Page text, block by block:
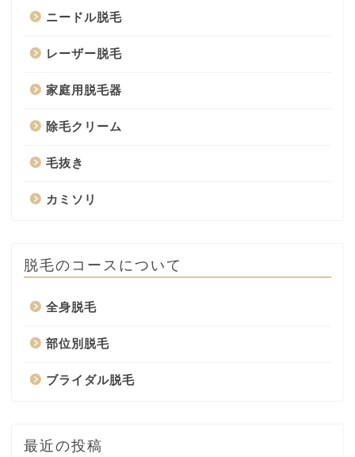
ニードル脱毛
レーザー脱毛
家庭用脱毛器
除毛クリーム
毛抜き
カミソリ
脱毛のコースについて
全身脱毛
部位別脱毛
ブライダル脱毛
最近の投稿